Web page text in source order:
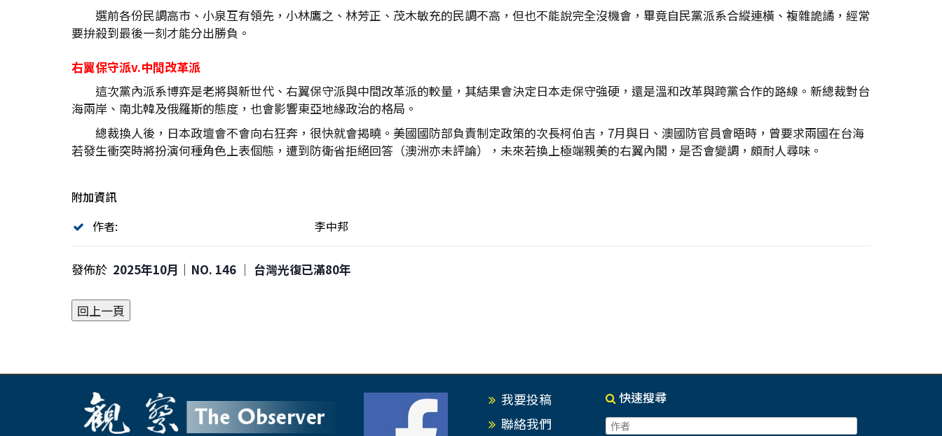
選前各份民調高市、小泉互有領先，小林鷹之、林芳正、茂木敏充的民調不高，但也不能說完全沒機會，畢竟自民黨派系合縱連橫、複雜詭譎，經常
要拚殺到最後一刻才能分出勝負。
右翼保守派v.中間改革派
這次黨內派系博弈是老將與新世代、右翼保守派與中間改革派的較量，其結果會決定日本走保守強硬，還是溫和改革與跨黨合作的路線。新總裁對台
海兩岸、南北韓及俄羅斯的態度，也會影響東亞地緣政治的格局。
總裁換人後，日本政壇會不會向右狂奔，很快就會揭曉。美國國防部負責制定政策的次長柯伯吉，7月與日、澳國防官員會晤時，曾要求兩國在台海
若發生衝突時將扮演何種角色上表個態，遭到防衛省拒絕回答（澳洲亦未評論），未來若換上極端親美的右翼內閣，是否會變調，頗耐人尋味。
附加資訊
作者:
李中邦
發佈於 2025年10月｜NO. 146 │ 台灣光復已滿80年
我要投稿
聯絡我們
快速搜尋